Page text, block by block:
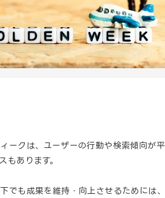
ークは、ユーザーの行動や検索傾向が
もあります。
でも成果を維持・向上させるためには